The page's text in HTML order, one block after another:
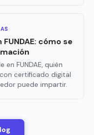
cómo se
FUNDAE, quién
certificado digital
puede impartir.